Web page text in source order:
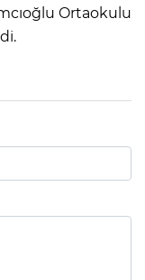
Ortaokulu